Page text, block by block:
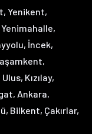
Yenikent,
İncek,
Kızılay,
Ankara,
Bilkent, Çakırlar,